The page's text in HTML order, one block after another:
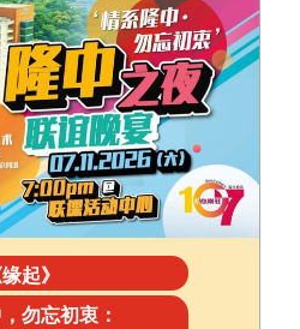
缘起》
勿忘初衷：